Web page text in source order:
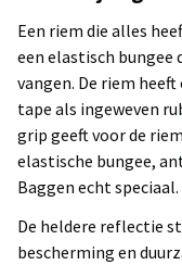
Een riem die alles
een elastisch bungee
vangen. De riem
tape als ingeweven
grip geeft voor de
elastische bungee,
Baggen echt speciaal.
De heldere reflectie
bescherming en